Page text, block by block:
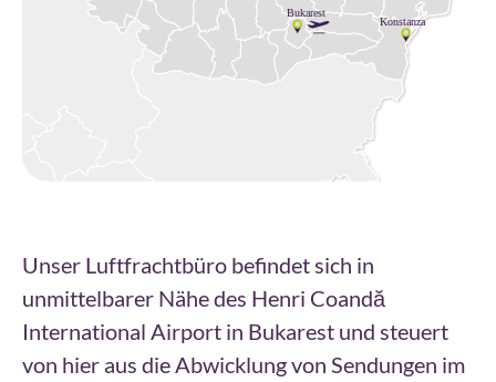
Unser Luftfrachtbüro befindet sich in
unmittelbarer Nähe des Henri Coandă
International Airport in Bukarest und steuert
von hier aus die Abwicklung von Sendungen im